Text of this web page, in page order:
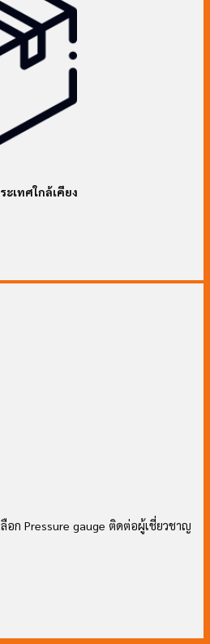
ะเทศใกล้เคียง
อก Pressure gauge ติดต่อผู้เชี่ยวชาญ